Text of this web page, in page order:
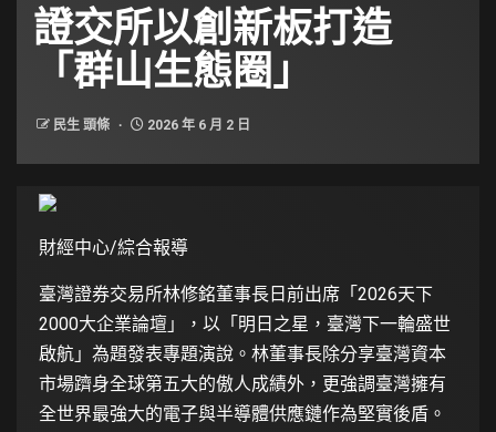
證交所以創新板打造
「群山生態圈」
民生 頭條 2026 年 6 月 2 日
財經中心/綜合報導
臺灣證券交易所林修銘董事長日前出席「2026天下
2000大企業論壇」，以「明日之星，臺灣下一輪盛世
啟航」為題發表專題演說。林董事長除分享臺灣資本
市場躋身全球第五大的傲人成績外，更強調臺灣擁有
全世界最強大的電子與半導體供應鏈作為堅實後盾。